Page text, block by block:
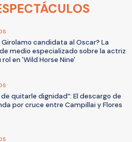
Girolamo candidata al Oscar? La
medio especializado sobre la actriz
en 'Wild Horse Nine'
quitarle dignidad”: El descargo de
por cruce entre Campillai y Flores